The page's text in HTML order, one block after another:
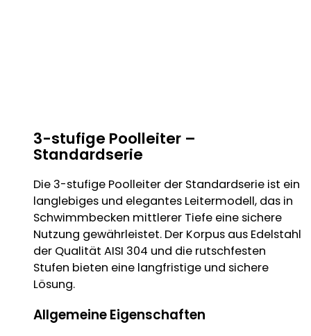
3-stufige Poolleiter –
Standardserie
Die 3-stufige Poolleiter der Standardserie ist ein
langlebiges und elegantes Leitermodell, das in
Schwimmbecken mittlerer Tiefe eine sichere
Nutzung gewährleistet. Der Korpus aus Edelstahl
der Qualität AISI 304 und die rutschfesten
Stufen bieten eine langfristige und sichere
Lösung.
Allgemeine Eigenschaften